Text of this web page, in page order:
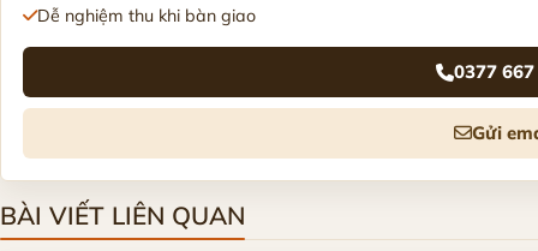
Dễ nghiệm thu khi bàn giao
0377
Gửi
BÀI VIẾT LIÊN QUAN